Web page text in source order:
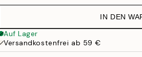
IN DEN
Auf Lager
Versandkostenfrei ab 59 €